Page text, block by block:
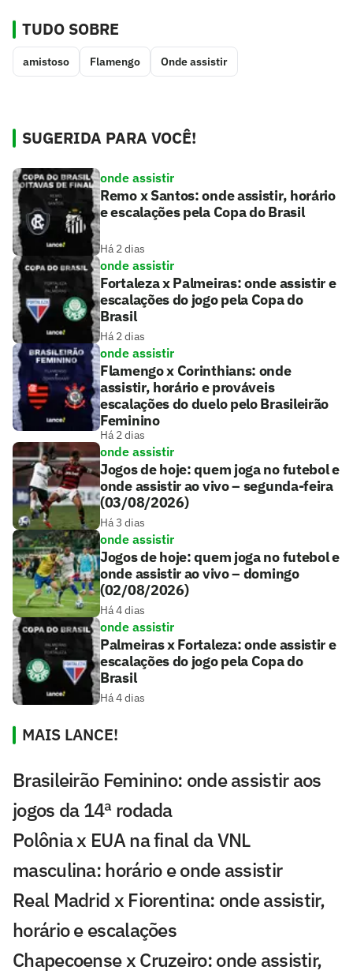
TUDO SOBRE
amistoso Flamengo Onde assistir
SUGERIDA PARA VOCÊ!
onde assistir
Remo x Santos: onde assistir, horário
e escalações pela Copa do Brasil
Há 2 dias
onde assistir
Fortaleza x Palmeiras: onde assistir e
escalações do jogo pela Copa do
Brasil
Há 2 dias
onde assistir
Flamengo x Corinthians: onde
assistir, horário e prováveis
escalações do duelo pelo Brasileirão
Feminino
Há 2 dias
onde assistir
Jogos de hoje: quem joga no futebol e
onde assistir ao vivo – segunda-feira
(03/08/2026)
Há 3 dias
onde assistir
Jogos de hoje: quem joga no futebol e
onde assistir ao vivo – domingo
(02/08/2026)
Há 4 dias
onde assistir
Palmeiras x Fortaleza: onde assistir e
escalações do jogo pela Copa do
Brasil
Há 4 dias
MAIS LANCE!
Brasileirão Feminino: onde assistir aos
jogos da 14ª rodada
Polônia x EUA na final da VNL
masculina: horário e onde assistir
Real Madrid x Fiorentina: onde assistir,
horário e escalações
Chapecoense x Cruzeiro: onde assistir,